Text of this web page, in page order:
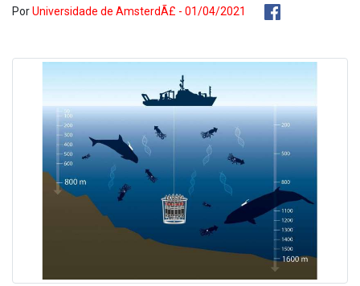
PorUniversidade de AmsterdÃ£ - 01/04/2021